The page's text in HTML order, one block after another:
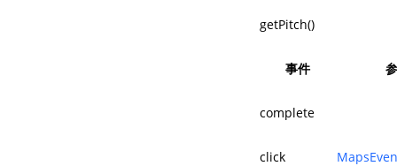
getPitch()
事件
complete
click